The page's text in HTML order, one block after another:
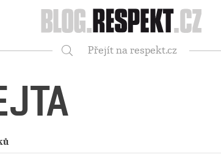
Respekt
Přejít na respekt.cz